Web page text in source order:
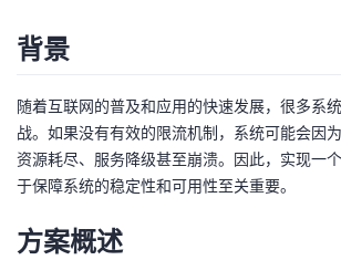
我
博
客
的
论
坛
我
的
圈
我
的
我
背景
随着互联网的普及和应用的快速发展，很多系
战。如果没有有效的限流机制，系统可能会因
资源耗尽、服务降级甚至崩溃。因此，实现一
于保障系统的稳定性和可用性至关重要。
方案概述